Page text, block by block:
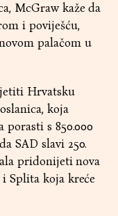
McGraw kaže da
i poviješću,
palačom u
Hrvatsku
koja
s 850.000
SAD slavi 250.
pridonijeti nova
Splita koja kreće